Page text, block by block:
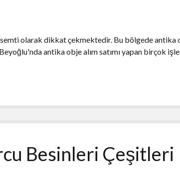
olarak dikkat çekmektedir. Bu bölgede antika
antika obje alım satımı yapan birçok
Besinleri Çeşitleri